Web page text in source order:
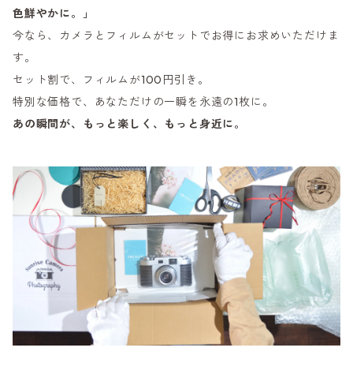
色鮮やかに。」
今なら、カメラとフィルムがセットでお得にお求めいただけま
す。
セット割で、フィルムが100円引き。
特別な価格で、あなただけの一瞬を永遠の1枚に。
あの瞬間が、もっと楽しく、もっと身近に。